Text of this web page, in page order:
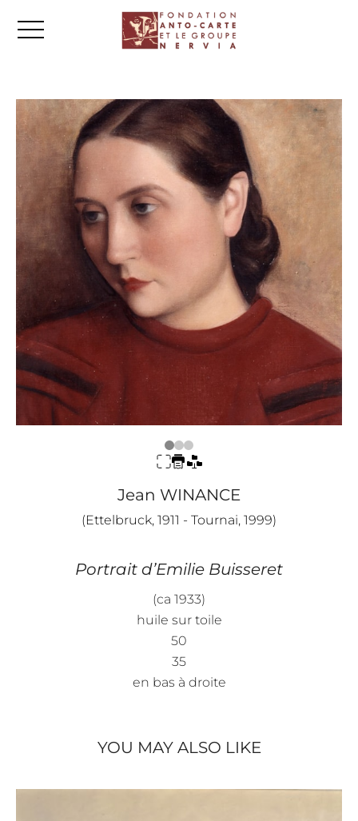
Jean WINANCE
(Ettelbruck, 1911 - Tournai, 1999)
Portrait d’Emilie Buisseret
(ca 1933)
huile sur toile
50
35
en bas à droite
YOU MAY ALSO LIKE